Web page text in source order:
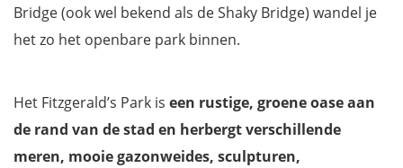
Bridge (ook wel bekend als de Shaky Bridge) wandel je
het zo het openbare park binnen.
Het Fitzgerald’s Park is een rustige, groene oase aan
de rand van de stad en herbergt verschillende
meren, mooie gazonweides, sculpturen,